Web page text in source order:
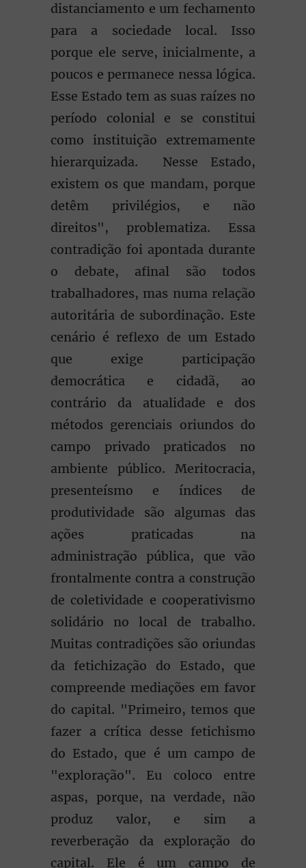
distanciamento e um fechamento
para a sociedade local. Isso
porque ele serve, inicialmente, a
poucos e permanece nessa lógica.
Esse Estado tem as suas raízes no
período colonial e se constitui
como instituição extremamente
hierarquizada. Nesse Estado,
existem os que mandam, porque
detêm privilégios, e não
direitos", problematiza. Essa
contradição foi apontada durante
o debate, afinal são todos
trabalhadores, mas numa relação
autoritária de subordinação. Este
cenário é reflexo de um Estado
que exige participação
democrática e cidadã, ao
contrário da atualidade e dos
métodos gerenciais oriundos do
campo privado praticados no
ambiente público. Meritocracia,
presenteísmo e índices de
produtividade são algumas das
ações praticadas na
administração pública, que vão
frontalmente contra a construção
de coletividade e cooperativismo
solidário no local de trabalho.
Muitas contradições são oriundas
da fetichização do Estado, que
compreende mediações em favor
do capital. "Primeiro, temos que
fazer a crítica desse fetichismo
do Estado, que é um campo de
"exploração". Eu coloco entre
aspas, porque, na verdade, não
produz valor, e sim a
reverberação da exploração do
capital. Ele é um campo de